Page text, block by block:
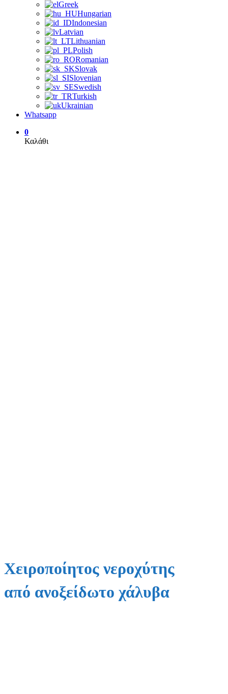
Greek
Hungarian
Indonesian
Latvian
Lithuanian
Polish
Romanian
Slovak
Slovenian
Swedish
Turkish
Ukrainian
Whatsapp
0
Καλάθι
Χειροποίητος νεροχύτης
από ανοξείδωτο χάλυβα